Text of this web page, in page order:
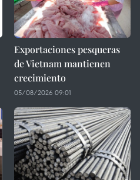
Exportaciones pesqueras
de Vietnam mantienen
crecimiento
05/08/2026 09:01